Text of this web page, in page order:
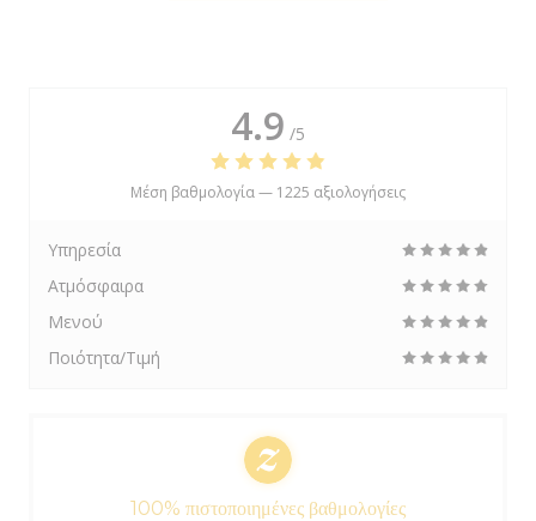
4.9 /5
Μέση βαθμολογία — 1225 αξιολογήσεις
Υπηρεσία
Ατμόσφαιρα
Μενού
Ποιότητα/Τιμή
100% πιστοποιημένες βαθμολογίες